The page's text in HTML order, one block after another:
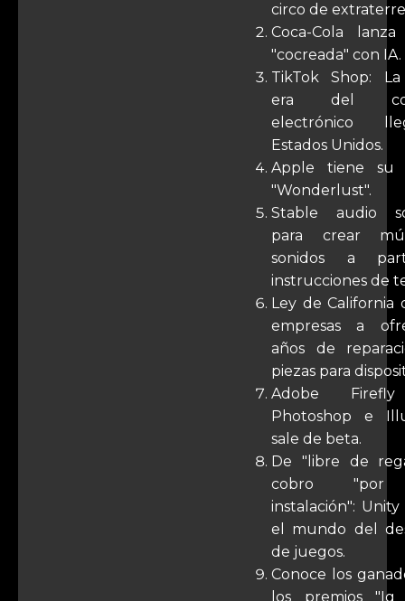
circo de
Coca-Cola lanza
"cocreada" con IA.
TikTok Shop:
era del
electrónico
Estados Unidos.
Apple tiene su
"Wonderlust".
Stable audio
para crear
sonidos a
instrucciones de
Ley de California
empresas a
años de
piezas para
Adobe
Photoshop e
sale de beta.
De "libre de
cobro "por
instalación": Unity
el mundo del
de juegos.
Conoce los
los premios "Ig